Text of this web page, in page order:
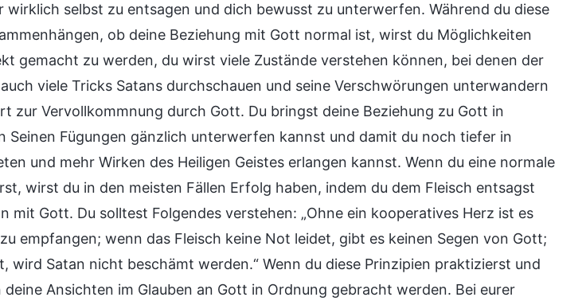
selbst zu entsagen und dich bewusst zu unterwerfen. Während du diese
ob deine Beziehung mit Gott normal ist, wirst du Möglichkeiten
gemacht zu werden, du wirst viele Zustände verstehen können, bei denen der
viele Tricks Satans durchschauen und seine Verschwörungen unterwandern
zur Vervollkommnung durch Gott. Du bringst deine Beziehung zu Gott in
Seinen Fügungen gänzlich unterwerfen kannst und damit du noch tiefer in
und mehr Wirken des Heiligen Geistes erlangen kannst. Wenn du eine normale
wirst du in den meisten Fällen Erfolg haben, indem du dem Fleisch entsagst
mit Gott. Du solltest Folgendes verstehen: „Ohne ein kooperatives Herz ist es
empfangen; wenn das Fleisch keine Not leidet, gibt es keinen Segen von Gott;
wird Satan nicht beschämt werden.“ Wenn du diese Prinzipien praktizierst und
Ansichten im Glauben an Gott in Ordnung gebracht werden. Bei eurer